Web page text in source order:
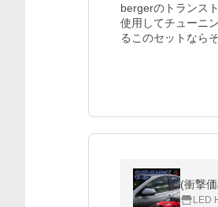
bergerのトランス
使用してチューニ
るこのセットなら
(衝撃
LED